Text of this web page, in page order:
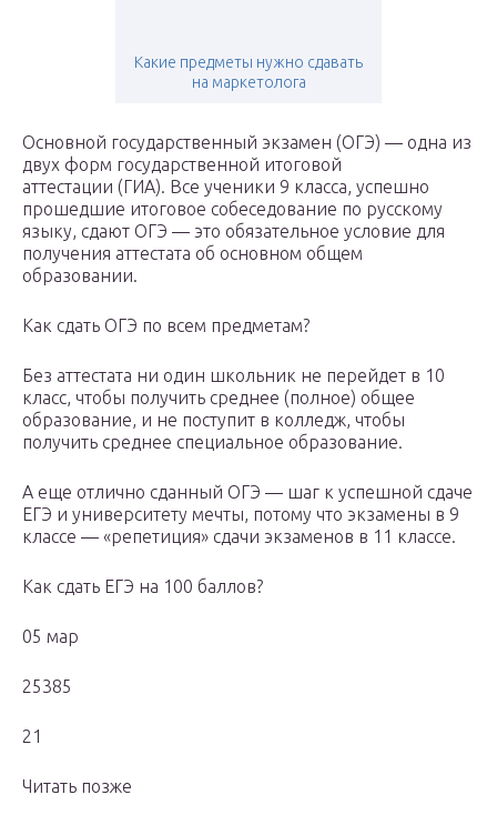
Какие предметы нужно сдавать
на маркетолога
Основной государственный экзамен (ОГЭ) — одна из
двух форм государственной итоговой
аттестации (ГИА). Все ученики 9 класса, успешно
прошедшие итоговое собеседование по русскому
языку, сдают ОГЭ — это обязательное условие для
получения аттестата об основном общем
образовании.
Как сдать ОГЭ по всем предметам?​
Без аттестата ни один школьник не перейдет в 10
класс, чтобы получить среднее (полное) общее
образование, и не поступит в колледж, чтобы
получить среднее специальное образование.
А еще отлично сданный ОГЭ — шаг к успешной сдаче
ЕГЭ и университету мечты, потому что экзамены в 9
классе — «репетиция» сдачи экзаменов в 11 классе.
Как сдать ЕГЭ на 100 баллов?
05 мар
25385
21
Читать позже